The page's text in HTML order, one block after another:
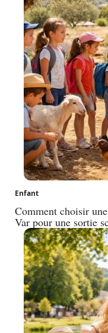
Enfant
Comment choisir
Var pour une sortie